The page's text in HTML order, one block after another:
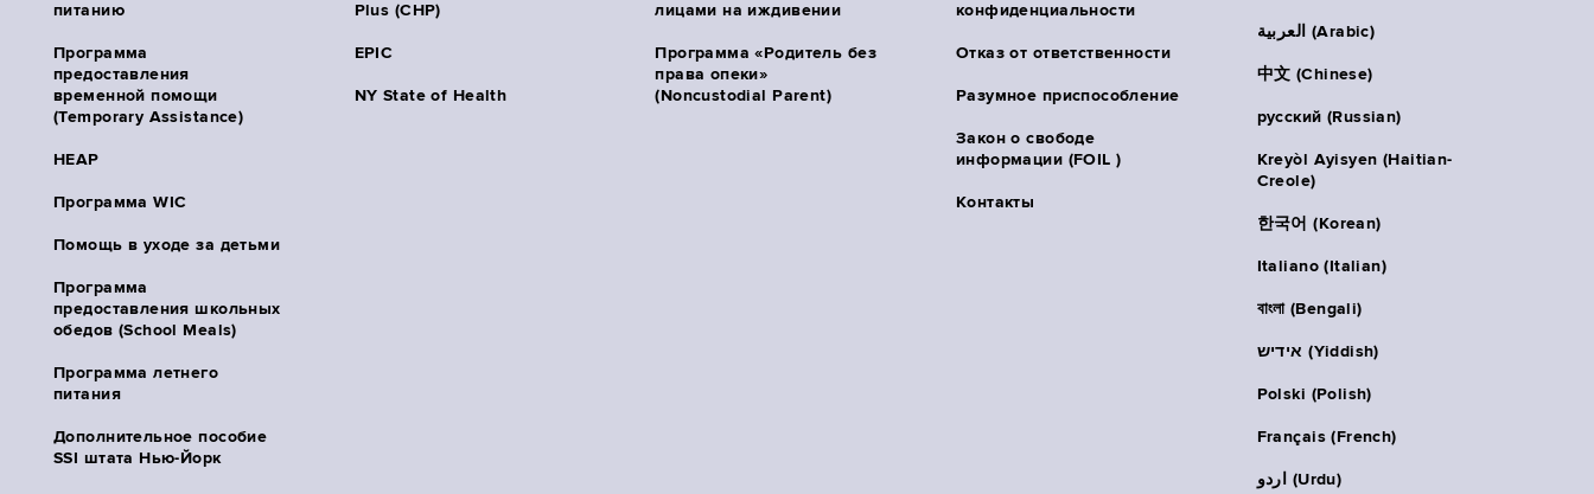
питанию
Программа
предоставления
временной помощи
(Temporary Assistance)
HEAP
Программа WIC
Помощь в уходе за детьми
Программа
предоставления школьных
обедов (School Meals)
Программа летнего
питания
Дополнительное пособие
SSI штата Нью-Йорк
Plus (CHP)
EPIC
NY State of Health
лицами на иждивении
Программа «Родитель без
права опеки»
(Noncustodial Parent)
конфиденциальности
Отказ от ответственности
Разумное приспособление
Закон о свободе
информации (FOIL )
Контакты
العربية (Arabic)
中文 (Chinese)
русский (Russian)
Kreyòl Ayisyen (Haitian-
Creole)
한국어 (Korean)
Italiano (Italian)
বাংলা (Bengali)
אידיש (Yiddish)
Polski (Polish)
Français (French)
اردو (Urdu)